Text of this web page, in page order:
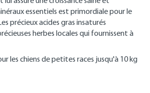
essentiels est primordiale pour le
précieux acides gras insaturés
herbes locales qui fournissent à
les chiens de petites races jusqu'à 10 kg